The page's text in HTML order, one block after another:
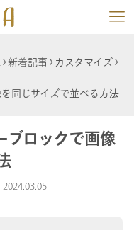
新着記事
カスタマイズ
同じサイズで並べる方法
ロックで画像
2024.03.05